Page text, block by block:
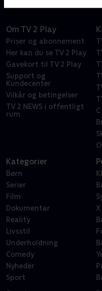
Om TV 2 Play
Priser og abonnement
Her kan du se TV 2 Play
Gavekort til TV 2 Play
Support og
Kundecenter
Vilkår og betingelser
TV 2 NEWS i offentligt
rum
Kategorier
Børn
Serier
Film
Dokumentar
Reality
Livsstil
Underholdning
Comedy
Nyheder
Sport